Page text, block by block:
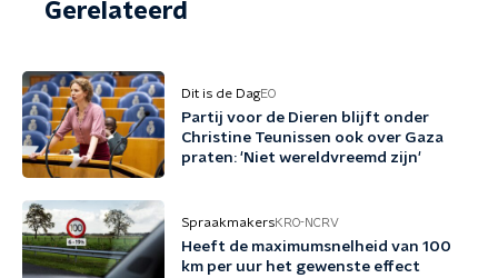
Gerelateerd
Dit is de DagEO
Partij voor de Dieren blijft onder
Christine Teunissen ook over Gaza
praten: 'Niet wereldvreemd zijn'
SpraakmakersKRO-NCRV
Heeft de maximumsnelheid van 100
km per uur het gewenste effect